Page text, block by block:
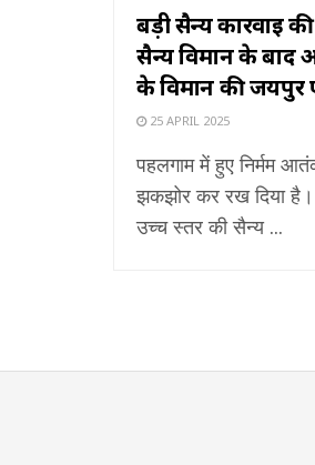
बड़ी सैन्य कार्रवाई
सैन्य विमान के बाद
के विमान की जयपुर
25 APRIL 2025
पहलगाम में हुए निर्मम
झकझोर कर रख दिया
उच्च स्तर की सैन्य ...